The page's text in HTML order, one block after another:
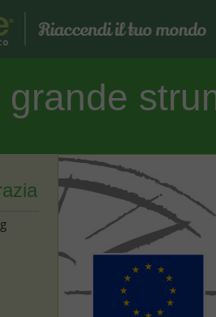
grande